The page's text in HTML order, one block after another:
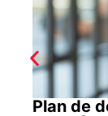
Plan de